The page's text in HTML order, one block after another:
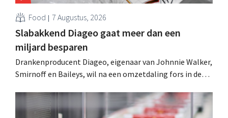
Food 7 Augustus, 2026
Slabakkend Diageo gaat meer dan een
miljard besparen
Drankenproducent Diageo, eigenaar van Johnnie Walker,
Smirnoff en Baileys, wil na een omzetdaling fors in de
andere Guiness en voorgemixte cocktails.